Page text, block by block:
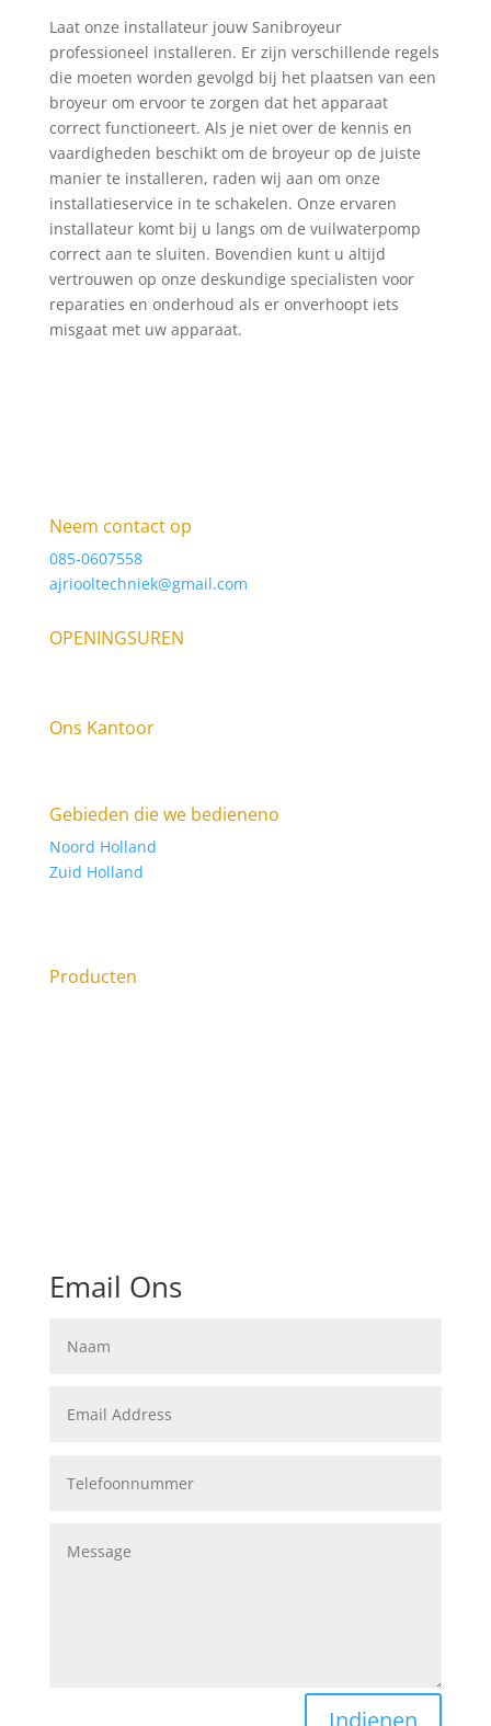
Laat onze installateur jouw Sanibroyeur
professioneel installeren. Er zijn verschillende regels
die moeten worden gevolgd bij het plaatsen van een
broyeur om ervoor te zorgen dat het apparaat
correct functioneert. Als je niet over de kennis en
vaardigheden beschikt om de broyeur op de juiste
manier te installeren, raden wij aan om onze
installatieservice in te schakelen. Onze ervaren
installateur komt bij u langs om de vuilwaterpomp
correct aan te sluiten. Bovendien kunt u altijd
vertrouwen op onze deskundige specialisten voor
reparaties en onderhoud als er onverhoopt iets
misgaat met uw apparaat.
Neem contact op
085-0607558
ajriooltechniek@gmail.com
OPENINGSUREN
Ons Kantoor
Gebieden die we bedieneno
Noord Holland
Zuid Holland
Producten
Email Ons